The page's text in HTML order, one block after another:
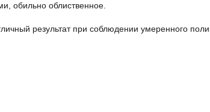
обильно облиственное.
результат при соблюдении умеренного